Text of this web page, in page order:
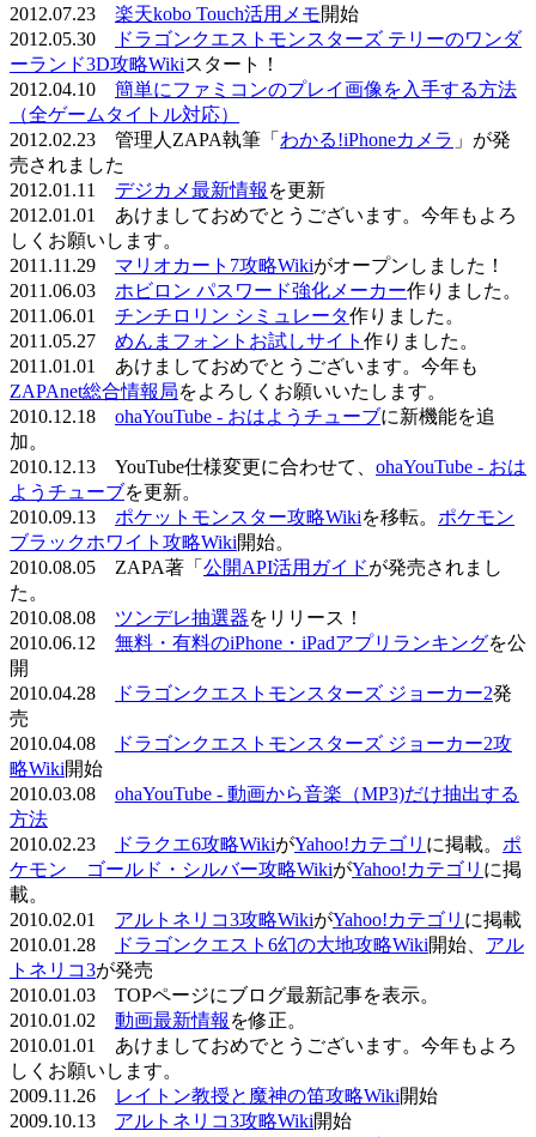
2012.07.23 楽天kobo Touch活用メモ開始
2012.05.30
ドラゴンクエストモンスターズ テリーのワンダ
ーランド3D攻略Wikiスタート！
2012.04.10 簡単にファミコンのプレイ画像を入手する方法
（全ゲームタイトル対応）
2012.02.23 管理人ZAPA執筆「 わかる!iPhoneカメラ 」が発
売されました
2012.01.11 デジカメ最新情報 を更新
2012.01.01 あけましておめでとうございます。今年もよろ
しくお願いします。
2011.11.29 マリオカート7攻略Wikiがオープンしました！
2011.06.03 ホビロン パスワード強化メーカー作りました。
2011.06.01 チンチロリン シミュレータ作りました。
2011.05.27 めんまフォントお試しサイト 作りました。
2011.01.01 あけましておめでとうございます。今年も
ZAPAnet総合情報局をよろしくお願いいたします。
2010.12.18 ohaYouTube - おはようチューブに新機能を追
加。
2010.12.13 YouTube仕様変更に合わせて、 ohaYouTube - おは
ようチューブを更新。
2010.09.13 ポケットモンスター攻略Wikiを移転。 ポケモン
ブラックホワイト攻略Wiki開始。
2010.08.05 ZAPA著「 公開API活用ガイドが発売されまし
た。
2010.08.08 ツンデレ抽選器をリリース！
2010.06.12 無料・有料のiPhone・iPadアプリランキングを公
開
2010.04.28
ドラゴンクエストモンスターズ ジョーカー2発
売
2010.04.08
ドラゴンクエストモンスターズ ジョーカー2攻
略Wiki開始
2010.03.08 ohaYouTube - 動画から音楽（MP3)だけ抽出する
方法
2010.02.23
ドラクエ6攻略WikiがYahoo!カテゴリ に掲載。 ポ
ケモン ゴールド・シルバー攻略WikiがYahoo!カテゴリ に掲
載。
2010.02.01 アルトネリコ3攻略WikiがYahoo!カテゴリ に掲載
2010.01.28
ドラゴンクエスト6幻の大地攻略Wiki開始、 アル
トネリコ3が発売
2010.01.03 TOPページにブログ最新記事を表示。
2010.01.02 動画最新情報 を修正。
2010.01.01 あけましておめでとうございます。今年もよろ
しくお願いします。
2009.11.26
レイトン教授と魔神の笛攻略Wiki開始
2009.10.13 アルトネリコ3攻略Wiki開始